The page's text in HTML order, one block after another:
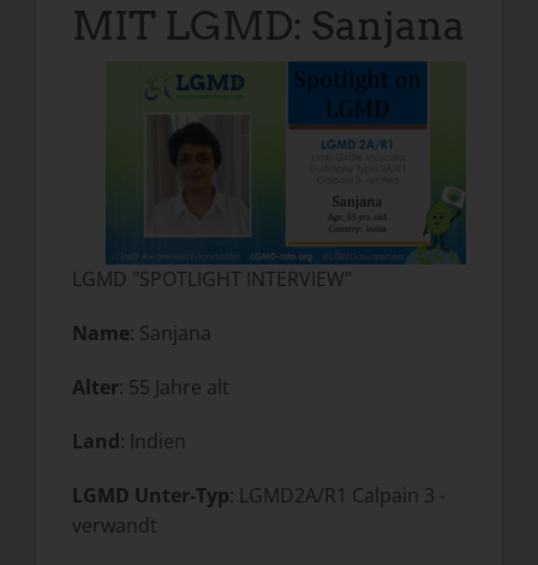
MIT LGMD: Sanjana
LGMD "SPOTLIGHT INTERVIEW"
Name: Sanjana
Alter: 55 Jahre alt
Land: Indien
LGMD Unter-Typ: LGMD2A/R1 Calpain 3 -
verwandt